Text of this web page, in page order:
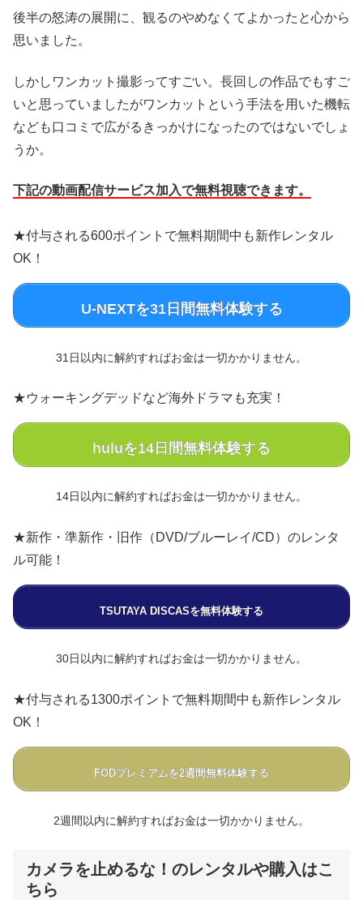
後半の怒涛の展開に、観るのやめなくてよかったと心から
思いました。
しかしワンカット撮影ってすごい。長回しの作品でもすご
いと思っていましたがワンカットという手法を用いた機転
なども口コミで広がるきっかけになったのではないでしょ
うか。
下記の動画配信サービス加入で無料視聴できます。
★付与される600ポイントで無料期間中も新作レンタル
OK！
U-NEXTを31日間無料体験する
31日以内に解約すればお金は一切かかりません。
★ウォーキングデッドなど海外ドラマも充実！
huluを14日間無料体験する
14日以内に解約すればお金は一切かかりません。
★新作・準新作・旧作（DVD/ブルーレイ/CD）のレンタ
ル可能！
TSUTAYA DISCASを無料体験する
30日以内に解約すればお金は一切かかりません。
★付与される1300ポイントで無料期間中も新作レンタル
OK！
FODプレミアムを2週間無料体験する
2週間以内に解約すればお金は一切かかりません。
カメラを止めるな！のレンタルや購入はこ
ちら